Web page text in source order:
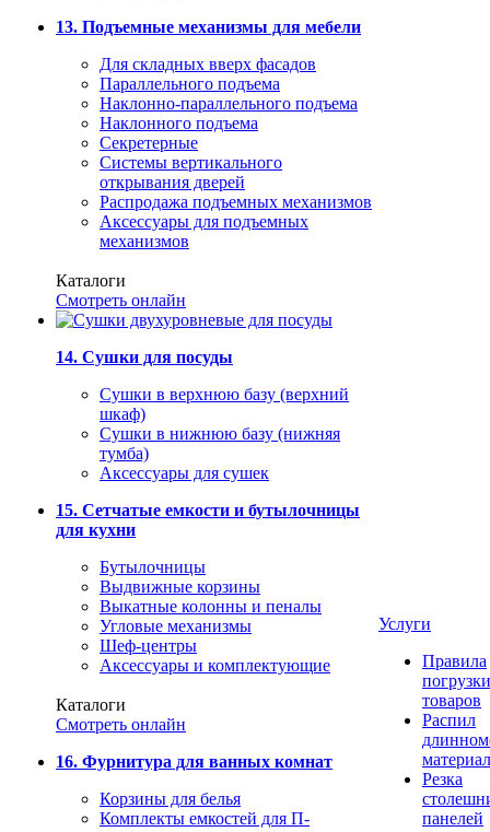
13. Подъемные механизмы для мебели
Для складных вверх фасадов
Параллельного подъема
Наклонно-параллельного подъема
Наклонного подъема
Секретерные
Системы вертикального
открывания дверей
Распродажа подъемных механизмов
Аксессуары для подъемных
механизмов
Каталоги
Смотреть онлайн
14. Сушки для посуды
Сушки в верхнюю базу (верхний
шкаф)
Сушки в нижнюю базу (нижняя
тумба)
Аксессуары для сушек
15. Сетчатые емкости и бутылочницы
для кухни
Бутылочницы
Выдвижные корзины
Выкатные колонны и пеналы
Угловые механизмы
Шеф-центры
Аксессуары и комплектующие
Каталоги
Смотреть онлайн
16. Фурнитура для ванных комнат
Корзины для белья
Комплекты емкостей для П-
Услуги
Правила
погрузки
товаров
Распил
Резка
панелей